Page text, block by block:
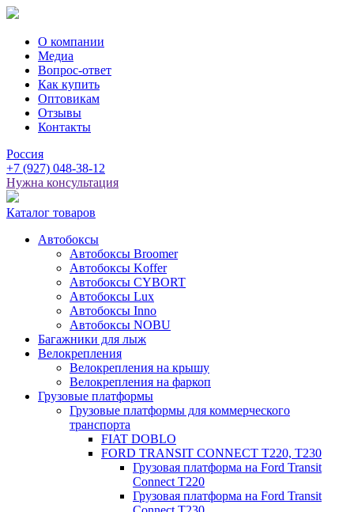
О компании
Медиа
Вопрос-ответ
Как купить
Оптовикам
Отзывы
Контакты
Россия
+7 (927) 048-38-12
Нужна консультация
Каталог товаров
Автобоксы
Автобоксы Broomer
Автобоксы Koffer
Автобоксы CYBORT
Автобоксы Lux
Автобоксы Inno
Автобоксы NOBU
Багажники для лыж
Велокрепления
Велокрепления на крышу
Велокрепления на фаркоп
Грузовые платформы
Грузовые платформы для коммерческого
транспорта
FIAT DOBLO
FORD TRANSIT CONNECT Т220, T230
Грузовая платформа на Ford Transit
Connect T220
Грузовая платформа на Ford Transit